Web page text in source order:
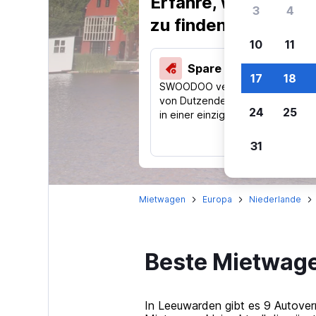
zu finden.
Spare 40 % und mehr
SWOODOO vergleicht Preise
von Dutzenden Reise-Websites
in einer einzigen Suche.
Mietwagen Europa Niederlande
Beste
In Leeuwarden gibt es 9
3 4
10 11
17 18
24 25
31